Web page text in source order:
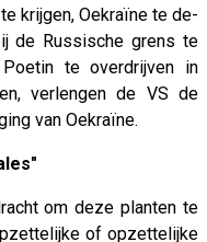
krijgen, Oekraïne te de-
de Russische grens te
te overdrijven in
verlengen de VS de
van Oekraïne.
om deze planten te
of opzettelijke